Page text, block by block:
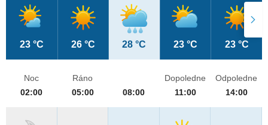
23 °C 26 °C 28 °C 23 °C 23 °C
Noc
02:00
Ráno
05:00
08:00
Dopoledne
11:00
Odpoledne
14:00